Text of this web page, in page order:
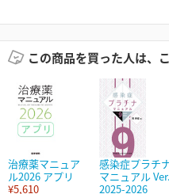
この商品を買った人は、
治療薬マニュア
ル2026 アプリ
¥5,610
感染症プラチ
マニュアル
2025-2026